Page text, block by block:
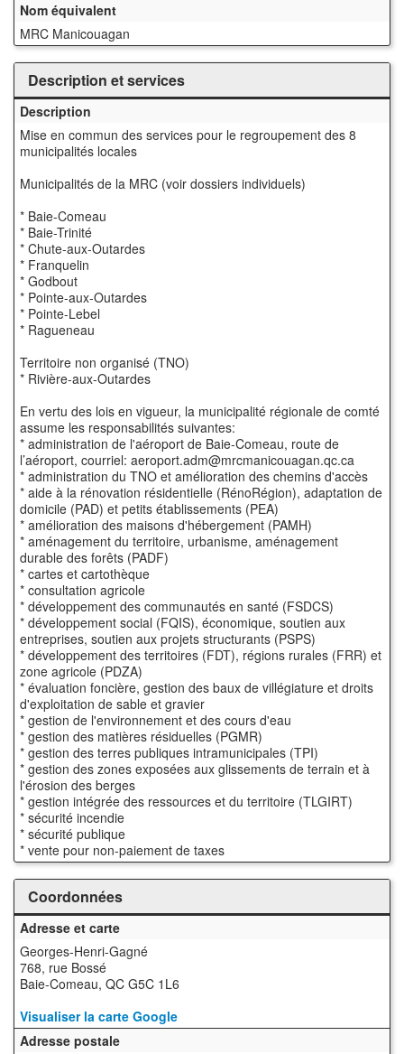
Nom équivalent
MRC Manicouagan
Description et services
Description
Mise en commun des services pour le regroupement des 8
municipalités locales
Municipalités de la MRC (voir dossiers individuels)
* Baie-Comeau
* Baie-Trinité
* Chute-aux-Outardes
* Franquelin
* Godbout
* Pointe-aux-Outardes
* Pointe-Lebel
* Ragueneau
Territoire non organisé (TNO)
* Rivière-aux-Outardes
En vertu des lois en vigueur, la municipalité régionale de comté
assume les responsabilités suivantes:
* administration de l'aéroport de Baie-Comeau, route de
l’aéroport, courriel: aeroport.adm@mrcmanicouagan.qc.ca
* administration du TNO et amélioration des chemins d'accès
* aide à la rénovation résidentielle (RénoRégion), adaptation de
domicile (PAD) et petits établissements (PEA)
* amélioration des maisons d'hébergement (PAMH)
* aménagement du territoire, urbanisme, aménagement
durable des forêts (PADF)
* cartes et cartothèque
* consultation agricole
* développement des communautés en santé (FSDCS)
* développement social (FQIS), économique, soutien aux
entreprises, soutien aux projets structurants (PSPS)
* développement des territoires (FDT), régions rurales (FRR) et
zone agricole (PDZA)
* évaluation foncière, gestion des baux de villégiature et droits
d'exploitation de sable et gravier
* gestion de l'environnement et des cours d'eau
* gestion des matières résiduelles (PGMR)
* gestion des terres publiques intramunicipales (TPI)
* gestion des zones exposées aux glissements de terrain et à
l'érosion des berges
* gestion intégrée des ressources et du territoire (TLGIRT)
* sécurité incendie
* sécurité publique
* vente pour non-paiement de taxes
Coordonnées
Adresse et carte
Georges-Henri-Gagné
768, rue Bossé
Baie-Comeau, QC G5C 1L6
Visualiser la carte Google
Adresse postale